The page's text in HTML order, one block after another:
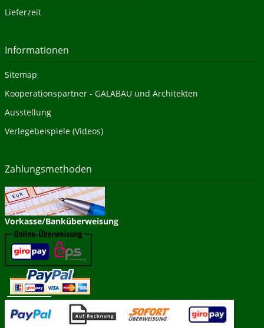
Lieferzeit
Informationen
Sitemap
Kooperationspartner - GALABAU und Architekten
Ausstellung
Verlegebeispiele (Videos)
Zahlungsmethoden
Vorkasse/Banküberweisung